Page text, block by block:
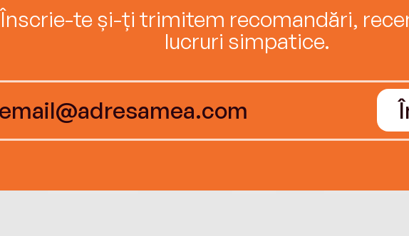
Înscrie-te și-ți trimitem recomandări,
lucruri simpatice.